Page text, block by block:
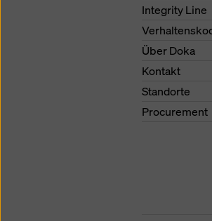
Integrity Line
Über Doka
Kontakt
Standorte
Procurement